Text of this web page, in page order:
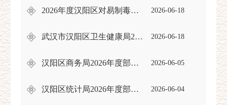
2026年度汉阳区对易制毒化学品单位的日常监督检查 2026-06-18
武汉市汉阳区卫生健康局2026年度国家双随机抽查计划 2026-06-18
汉阳区商务局2026年度部门联合双随机抽查工作计划 2026-06-05
汉阳区统计局2026年度部门联合双随机抽查工作计划 2026-06-04